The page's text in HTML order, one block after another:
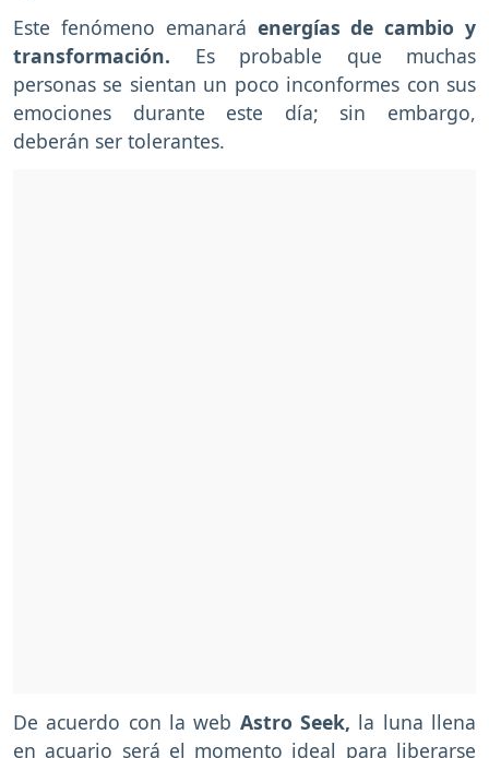
Este fenómeno emanará energías de cambio y
transformación. Es probable que muchas
personas se sientan un poco inconformes con sus
emociones durante este día; sin embargo,
deberán ser tolerantes.
De acuerdo con la web Astro Seek, la luna llena
en acuario será el momento ideal para liberarse